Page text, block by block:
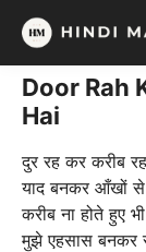
Skip
content
Door Rah
Hai
दुर रह कर करीब
याद बनकर आँखों
करीब ना होते हुए
मुझे एहसास